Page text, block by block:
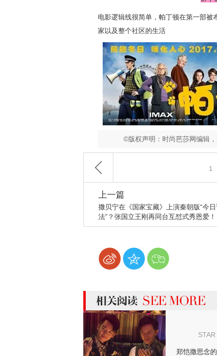
电影逻辑线很简单，帕丁顿在第一部
家以及整个社区的生活
©版权声明：时尚芭莎网编辑
1
上一篇
撒贝宁在《国家宝藏》上演秦朝版“今
法”？张国立王刚再同台互怼式秀恩爱！
more 相关阅读
STAR
郑恺撒思念